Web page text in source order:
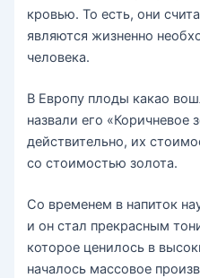
кровью. То есть, они
являются жизненно
человека.
В Европу плоды какао
назвали его «Коричневое
действительно, их
со стоимостью золота.
Со временем в напиток
и он стал прекрасным
которое ценилось в
началось массовое